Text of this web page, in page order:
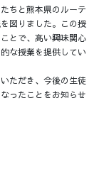
ちと熊本県のルーテ
図りました。この授
とで、高い興味関心
な授業を提供してい
ただき、今後の生徒
ったことをお知らせ